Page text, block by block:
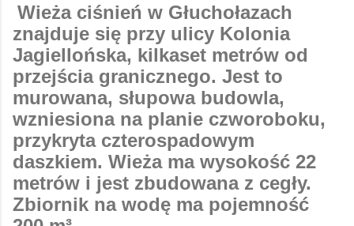
Wieża ciśnień w Głuchołazach
znajduje się przy ulicy Kolonia
Jagiellońska, kilkaset metrów od
przejścia granicznego. Jest to
murowana, słupowa budowla,
wzniesiona na planie czworoboku,
przykryta czterospadowym
daszkiem. Wieża ma wysokość 22
metrów i jest zbudowana z cegły.
Zbiornik na wodę ma pojemność